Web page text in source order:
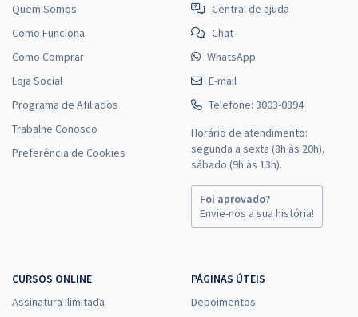
Quem Somos
Como Funciona
Como Comprar
Loja Social
Programa de Afiliados
Trabalhe Conosco
Preferência de Cookies
Central de ajuda
Chat
WhatsApp
E-mail
Telefone: 3003-0894
Horário de atendimento:
segunda a sexta (8h às 20h),
sábado (9h às 13h).
Foi aprovado?
Envie-nos a sua história!
CURSOS ONLINE
Assinatura Ilimitada
PÁGINAS ÚTEIS
Depoimentos